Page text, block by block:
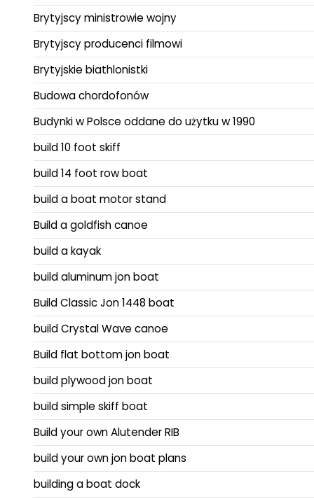
Brytyjscy ministrowie wojny
Brytyjscy producenci filmowi
Brytyjskie biathlonistki
Budowa chordofonów
Budynki w Polsce oddane do użytku w 1990
build 10 foot skiff
build 14 foot row boat
build a boat motor stand
Build a goldfish canoe
build a kayak
build aluminum jon boat
Build Classic Jon 1448 boat
build Crystal Wave canoe
Build flat bottom jon boat
build plywood jon boat
build simple skiff boat
Build your own Alutender RIB
build your own jon boat plans
building a boat dock